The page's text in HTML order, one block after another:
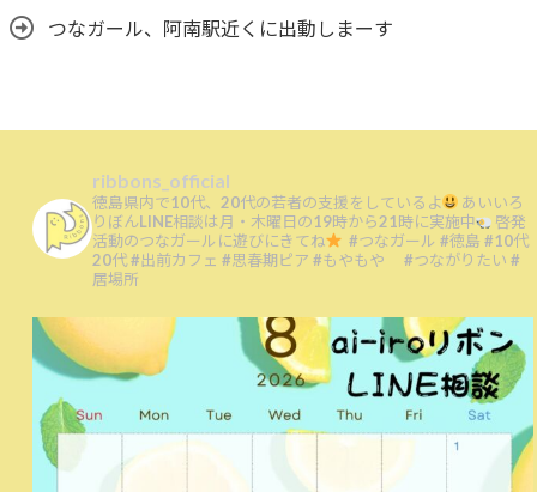
つなガール、阿南駅近くに出動しまーす
ribbons_official
徳島県内で10代、20代の若者の支援をしているよ
あいいろ
りぼんLINE相談は月・木曜日の19時から21時に実施中
啓発
活動のつなガールに遊びにきてね
#つなガール #徳島 #10代
20代#出前カフェ #思春期ピア #もやもや #つながりたい #
居場所